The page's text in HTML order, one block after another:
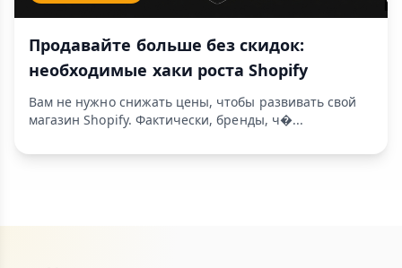
Продавайте больше без скидок:
необходимые хаки роста Shopify
Вам не нужно снижать цены, чтобы развивать свой
магазин Shopify. Фактически, бренды, ч�...